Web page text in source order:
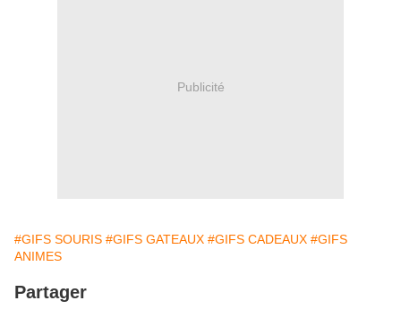
Publicité
#GIFS SOURIS #GIFS GATEAUX #GIFS CADEAUX #GIFS
ANIMES
Partager